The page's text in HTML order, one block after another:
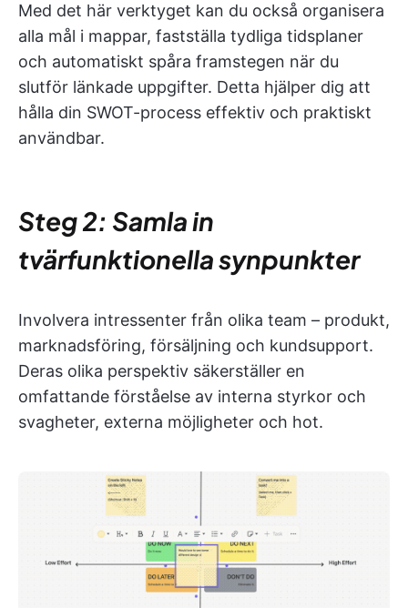
Med det här verktyget kan du också organisera
alla mål i mappar, fastställa tydliga tidsplaner
och automatiskt spåra framstegen när du
slutför länkade uppgifter. Detta hjälper dig att
hålla din SWOT-process effektiv och praktiskt
användbar.
Steg 2: Samla in
tvärfunktionella synpunkter
Involvera intressenter från olika team – produkt,
marknadsföring, försäljning och kundsupport.
Deras olika perspektiv säkerställer en
omfattande förståelse av interna styrkor och
svagheter, externa möjligheter och hot.